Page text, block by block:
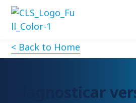
< Back to Home
Diagnosticar